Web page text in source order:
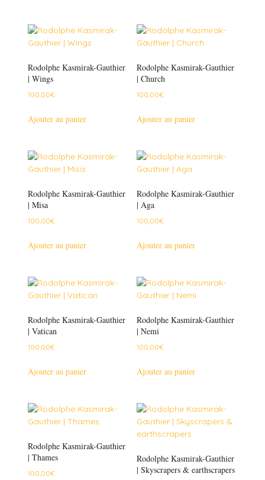
Rodolphe Kasmirak-Gauthier
| Wings
100,00€
Ajouter au panier
Rodolphe Kasmirak-Gauthier
| Church
100,00€
Ajouter au panier
Rodolphe Kasmirak-Gauthier
| Misa
100,00€
Ajouter au panier
Rodolphe Kasmirak-Gauthier
| Aga
100,00€
Ajouter au panier
Rodolphe Kasmirak-Gauthier
| Vatican
100,00€
Ajouter au panier
Rodolphe Kasmirak-Gauthier
| Nemi
100,00€
Ajouter au panier
Rodolphe Kasmirak-Gauthier
| Thames
100,00€
Rodolphe Kasmirak-Gauthier
| Skyscrapers & earthscrapers